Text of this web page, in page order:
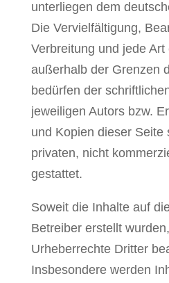
unterliegen dem
Die Vervielfältigung,
Verbreitung und jede Art
außerhalb der Grenzen
bedürfen der
jeweiligen Autors bzw.
und Kopien dieser Seite
privaten, nicht
gestattet.
Soweit die Inhalte auf
Betreiber erstellt
Urheberrechte Dritter
Insbesondere werden